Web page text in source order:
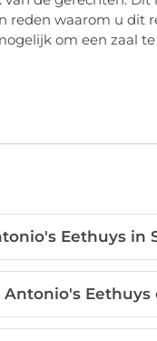
reden waarom u dit
om een zaal
Eethuys in
Antonio's